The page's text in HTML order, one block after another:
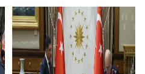
ortaya çıktı